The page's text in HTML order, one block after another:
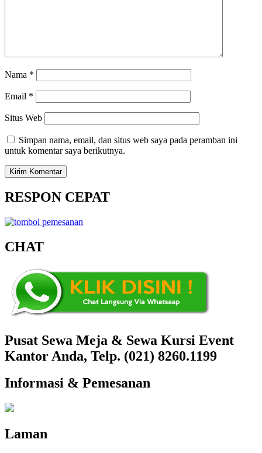
Nama *
Email *
Situs Web
Simpan nama, email, dan situs web saya pada peramban ini
untuk komentar saya berikutnya.
RESPON CEPAT
CHAT
Pusat Sewa Meja & Sewa Kursi Event
Kantor Anda, Telp. (021) 8260.1199
Informasi & Pemesanan
Laman